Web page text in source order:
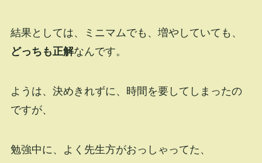
結果としては、ミニマムでも、増やしていても、
どっちも正解なんです。
ようは、決めきれずに、時間を要してしまったの
ですが、
勉強中に、よく先生方がおっしゃってた、